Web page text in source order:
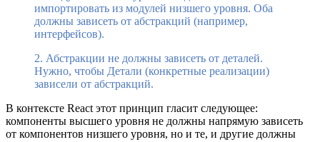
импортировать из модулей низшего уровня. Оба
должны зависеть от абстракций (например,
интерфейсов).
2. Абстракции не должны зависеть от деталей.
Нужно, чтобы Детали (конкретные реализации)
зависели от абстракций.
В контексте React этот принцип гласит следующее:
компоненты высшего уровня не должны напрямую зависеть
от компонентов низшего уровня, но и те, и другие должны